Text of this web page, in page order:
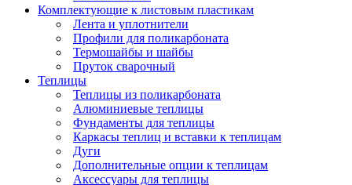
Комплектующие к листовым пластикам
Лента и уплотнители
Профили для поликарбоната
Термошайбы и шайбы
Пруток сварочный
Теплицы
Теплицы из поликарбоната
Алюминиевые теплицы
Фундаменты для теплицы
Каркасы теплиц и вставки к теплицам
Дуги
Дополнительные опции к теплицам
Аксессуары для теплицы